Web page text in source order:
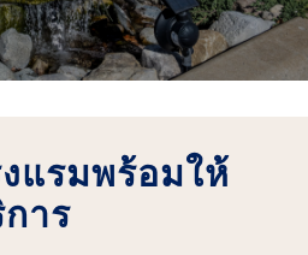
แรมพร้อมให้
าร